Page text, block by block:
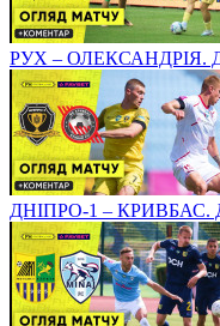
РУХ – ОЛЕКСАНДРІЯ.
ДНІПРО-1 – КРИВБАС.